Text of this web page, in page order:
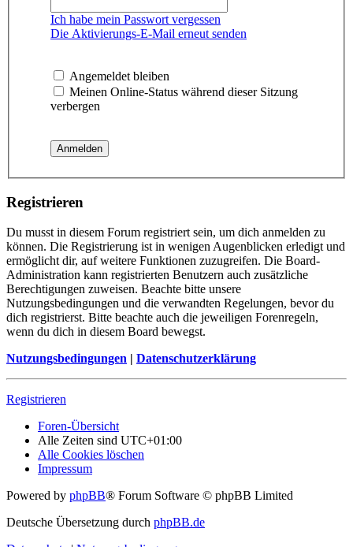
Ich habe mein Passwort vergessen
Die Aktivierungs-E-Mail erneut senden
Angemeldet bleiben
Meinen Online-Status während dieser Sitzung
verbergen
Registrieren
Du musst in diesem Forum registriert sein, um dich anmelden zu
können. Die Registrierung ist in wenigen Augenblicken erledigt und
ermöglicht dir, auf weitere Funktionen zuzugreifen. Die Board-
Administration kann registrierten Benutzern auch zusätzliche
Berechtigungen zuweisen. Beachte bitte unsere
Nutzungsbedingungen und die verwandten Regelungen, bevor du
dich registrierst. Bitte beachte auch die jeweiligen Forenregeln,
wenn du dich in diesem Board bewegst.
Nutzungsbedingungen | Datenschutzerklärung
Registrieren
Foren-Übersicht
Alle Zeiten sind UTC+01:00
Alle Cookies löschen
Impressum
Powered by phpBB® Forum Software © phpBB Limited
Deutsche Übersetzung durch phpBB.de